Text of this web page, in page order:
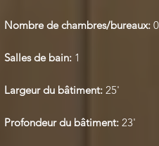
Nombre de chambres/bureaux: 0
Salles de bain: 1
Largeur du bâtiment: 25'
Profondeur du bâtiment: 23'